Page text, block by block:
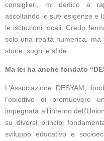
consiglieri, mi dedico a
ascoltando le sue esigenze e
le istituzioni locali. Credo
solo una realtà numerica,
storie, sogni e sfide.
Ma lei ha anche fondato
L’Associazione DESYAM,
l’obiettivo di promuovere
impegnata all’interno
su diversi principi
sviluppo educativo e